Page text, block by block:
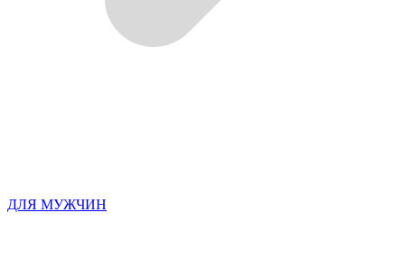
ДЛЯ МУЖЧИН